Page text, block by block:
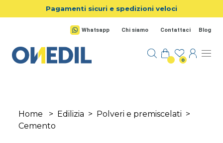
Salta al contenuto principale
Pagamenti sicuri e spedizioni veloci
Whatsapp Chi siamo Contattaci Blog
0
Home > Edilizia > Polveri e premiscelati >
Cemento